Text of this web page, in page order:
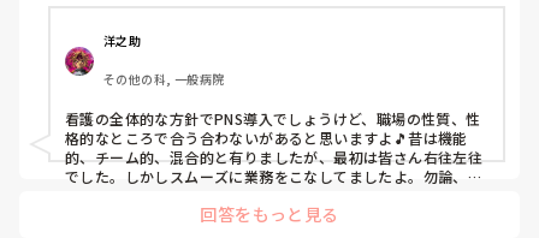
じざるを得ませんでした。
色々な病棟に入院したことのある患者さんも、「(私が異動
する前の病棟の方が)新人が患者から見てもよく動けてた
よ」と言っていました。
現病棟はPNSだけれども、結局は忙しくて、新人の面倒を見
てられず、清潔ケアや単純に点滴を繋げてくるなど、簡単な
仕事しか新人にさせていませんでした。PNSを廃止した病棟
では、イベントは必ずと言っていいほど新人に担当させて、
ることがどんどん増えていったと思っています。
洋之助
その他の科, 一般病院
看護の全体的な方針でPNS導入でしょうけど、職場の性質、性
格的なところで合う合わないがあると思いますよ🎵昔は機能
的、チーム的、混合的と有りましたが、最初は皆さん右往左往
でした。しかしスムーズに業務をこなしてましたよ。勿論、指
と意見交換を行うべきと思いますよ🎵それに人手が足りないの
回答をもっと見る